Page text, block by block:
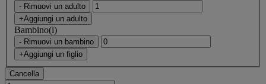
- Rimuovi un adulto
+Aggiungi un adulto
Bambino(i)
- Rimuovi un bambino
+Aggiungi un figlio
Cancella